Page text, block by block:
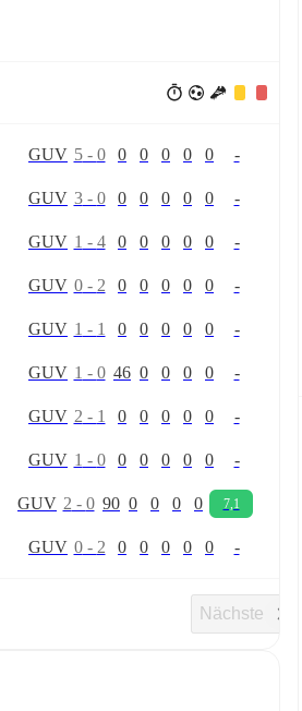
GUV 5- 0 0 0 0 0 0 -
GUV 3- 0 0 0 0 0 0 -
GUV 1 - 4 0 0 0 0 0 -
GUV 0- 2 0 0 0 0 0 -
GUV 1 - 1 0 0 0 0 0 -
GUV 1 - 0 46 0 0 0 0 -
GUV 2 - 1 0 0 0 0 0 -
GUV 1 - 0 0 0 0 0 0 -
GUV 2 - 0 90 0 0 0 0 7,1
GUV 0- 2 0 0 0 0 0 -
Nächste